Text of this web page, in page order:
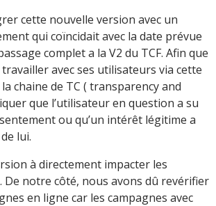
cette nouvelle version avec un
qui coïncidait avec la date prévue
complet a la V2 du TCF. Afin que
avec ses utilisateurs via cette
chaine de TC ( transparency and
que l’utilisateur en question a su
ou qu’un intérêt légitime a
lui.
à directement impacter les
De notre côté, nous avons dû revérifier
en ligne car les campagnes avec